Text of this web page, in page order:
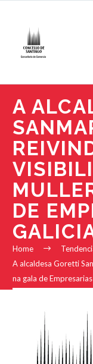
A
DE
Home
A alcaldesa Goretti
na gala de